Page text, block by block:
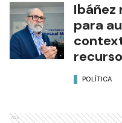
Ibáñez
para
POLÍTICA
Ads